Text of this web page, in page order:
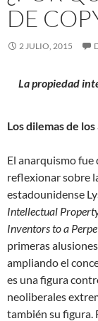
DE
2 JULIO, 2015
La propiedad
Los dilemas de
El anarquismo
reflexionar sobre
estadounidense
Intellectual
Inventors to a
primeras
ampliando el
es una figura
neoliberales
también su figura.